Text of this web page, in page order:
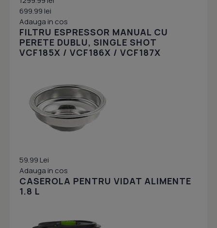
699.99 lei
Adauga in cos
FILTRU ESPRESSOR MANUAL CU
PERETE DUBLU, SINGLE SHOT
VCF185X / VCF186X / VCF187X
59.99 Lei
Adauga in cos
CASEROLA PENTRU VIDAT ALIMENTE
1.8 L